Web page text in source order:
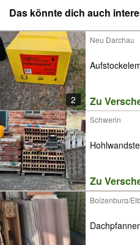
Das könnte dich auch
2
Neu Darchau
Zu
Schwerin
Zu
Boizenburg/